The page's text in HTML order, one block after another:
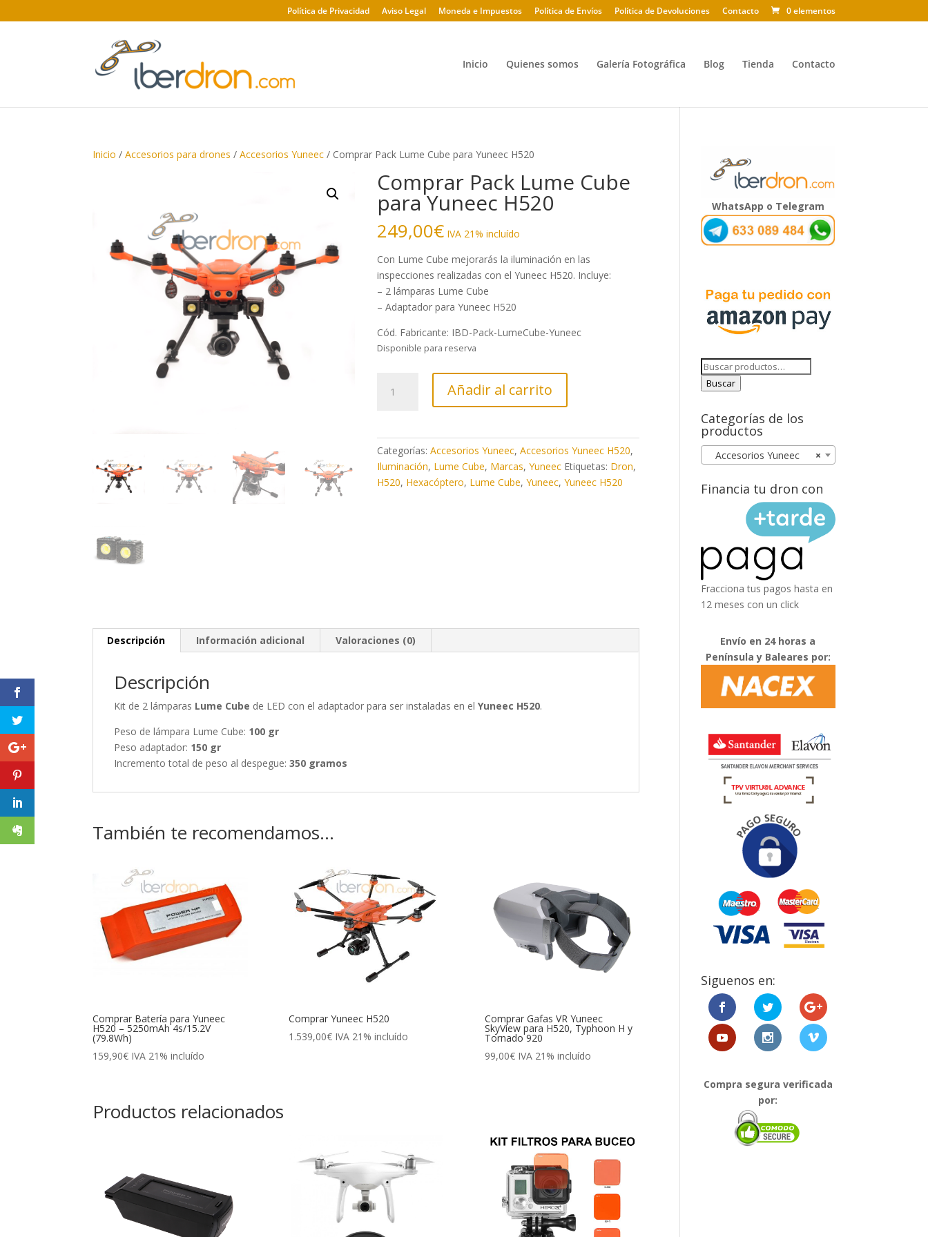
Política de Privacidad Aviso Legal Moneda e Impuestos Política de Envíos Política de Devoluciones Contacto 0 elementos
Inicio Quienes somos Galería Fotográfica Blog Tienda Contacto
Inicio /Accesorios para drones /Accesorios Yuneec / Comprar Pack Lume Cube para Yuneec H520
Comprar Pack Lume Cube
para Yuneec H520
249,00€ IVA 21% incluído
Con Lume Cube mejorarás la iluminación en las
inspecciones realizadas con el Yuneec H520. Incluye:
– 2 lámparas Lume Cube
– Adaptador para Yuneec H520
Cód. Fabricante: IBD-Pack-LumeCube-Yuneec
Disponible para reserva
Pack
Yuneec
cantidad
Añadir al carrito
Categorías:Accesorios Yuneec,Accesorios Yuneec H520,
Iluminación, Lume Cube, Marcas,Yuneec Etiquetas: Dron,
H520, Hexacóptero, Lume Cube,Yuneec,Yuneec H520
Descripción Información adicional Valoraciones (0)
Descripción
Kit de 2 lámparas Lume Cube de LED con el adaptador para ser instaladas en elYuneec H520.
Peso de lámpara Lume Cube: 100 gr
Peso adaptador: 150 gr
Incremento total de peso al despegue:350 gramos
También te recomendamos…
Comprar Batería para Yuneec
H520 – 5250mAh 4s/15.2V
(79.8Wh)
159,90€ IVA 21% incluído
Comprar Yuneec H520
1.539,00€ IVA 21% incluído
Comprar Gafas VR Yuneec
SkyView para H520, Typhoon H y
Tornado 920
99,00€ IVA 21% incluído
Productos relacionados
WhatsApp o Telegram
Buscar
por:
Buscar
Categorías de los
productos
×
Accesorios Yuneec
Financia tu dron con
Fracciona tus pagos hasta en
12 meses con un click
Envío en 24 horas a
Península y Baleares por:
Siguenos en:
Compra segura verificada
por: